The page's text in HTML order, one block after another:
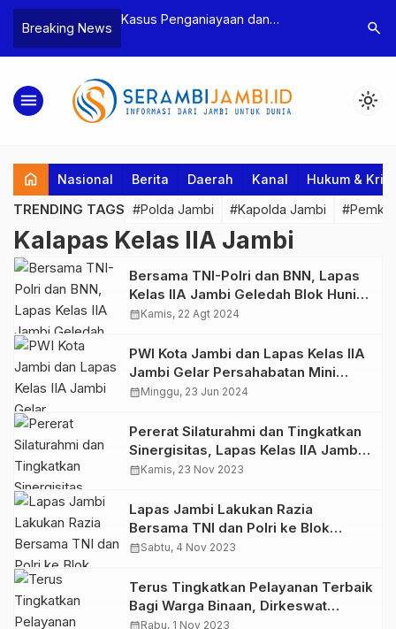
Breaking News
Bea Cukai
Pelaku beserta
dan 146 Gram
Kasus Penganiayaan dan
Tebo Tetapkan Dua Tersangka
Polres
Dua
search
menu light_mode
home Nasional Berita Daerah Kanal Hukum &
TRENDING TAGS #Polda Jambi #Kapolda Jambi
Kalapas Kelas IIA Jambi
Bersama TNI-Polri dan BNN, Lapas
Kelas IIA Jambi Geledah Blok Hunian
dan Lakukan Tes Urine Warga
calendar_monthKamis, 22 Agt 2024
PWI Kota Jambi dan Lapas Kelas IIA
Jambi Gelar Persahabatan Mini
Soccer Bersama, Bentuk Tingkatkan
calendar_monthMinggu, 23 Jun 2024
Pererat Silaturahmi dan Tingkatkan
Sinergisitas, Lapas Kelas IIA Jambi
Gelar Coffee Morning Bersama
calendar_monthKamis, 23 Nov 2023
Lapas Jambi Lakukan Razia
Bersama TNI dan Polri ke Blok
Hunian
calendar_monthSabtu, 4 Nov 2023
Terus Tingkatkan Pelayanan Terbaik
Bagi Warga Binaan, Dirkeswat
Ditjenpas Kunjungi Lapas Kelas IIA
calendar_monthRabu, 1 Nov 2023